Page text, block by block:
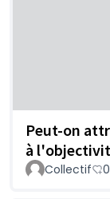
Peut-on
à
Collectif 0